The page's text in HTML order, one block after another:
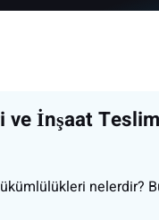
ve İnşaat Teslim
nelerdir?